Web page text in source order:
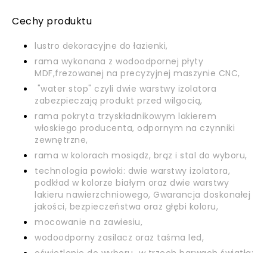
Cechy produktu
lustro dekoracyjne do łazienki,
rama wykonana z wodoodpornej płyty
MDF,frezowanej na precyzyjnej maszynie CNC,
"water stop" czyli dwie warstwy izolatora
zabezpieczają produkt przed wilgocią,
rama pokryta trzyskładnikowym lakierem
włoskiego producenta, odpornym na czynniki
zewnętrzne,
rama w kolorach mosiądz, brąz i stal do wyboru,
technologia powłoki: dwie warstwy izolatora,
podkład w kolorze białym oraz dwie warstwy
lakieru nawierzchniowego, Gwarancja doskonałej
jakości, bezpieczeństwa oraz głębi koloru,
mocowanie na zawiesiu,
wodoodporny zasilacz oraz taśma led,